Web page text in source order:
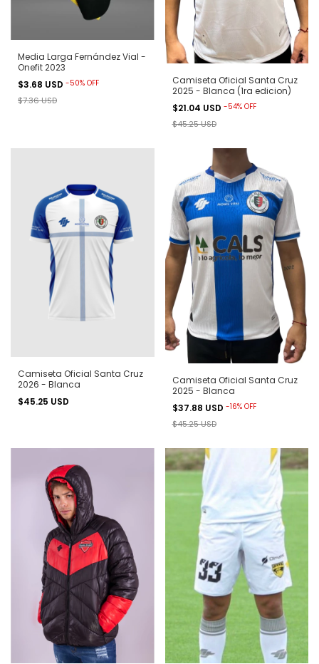
Media Larga Fernández Vial -
Onefit 2023
$3.68 USD -50% OFF
$7.36 USD
Camiseta Oficial Santa Cruz
2025 - Blanca (1ra edicion)
$21.04 USD -54% OFF
$45.25 USD
Camiseta Oficial Santa Cruz
2026 - Blanca
$45.25 USD
Camiseta Oficial Santa Cruz
2025 - Blanca
$37.88 USD -16% OFF
$45.25 USD